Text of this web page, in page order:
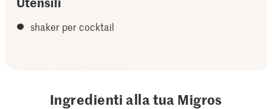
shaker per cocktail
Ingredienti alla tua Migros